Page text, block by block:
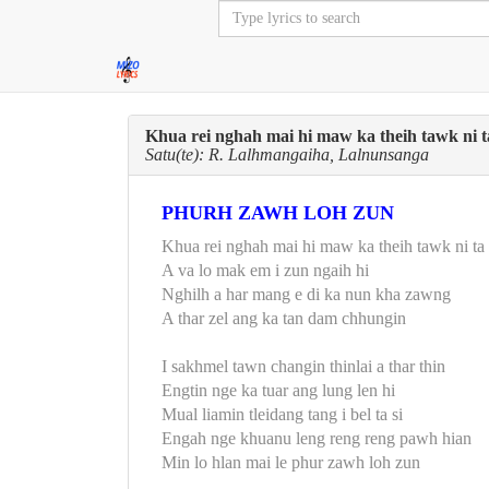
Khua rei nghah mai hi maw ka theih tawk ni
Satu(te): R. Lalhmangaiha, Lalnunsanga
PHURH ZAWH LOH ZUN
Khua rei nghah mai hi maw ka theih tawk ni ta
A va lo mak em i zun ngaih hi
Nghilh a har mang e di ka nun kha zawng
A thar zel ang ka tan dam chhungin
I sakhmel tawn changin thinlai a thar thin
Engtin nge ka tuar ang lung len hi
Mual liamin tleidang tang i bel ta si
Engah nge khuanu leng reng reng pawh hian
Min lo hlan mai le phur zawh loh zun